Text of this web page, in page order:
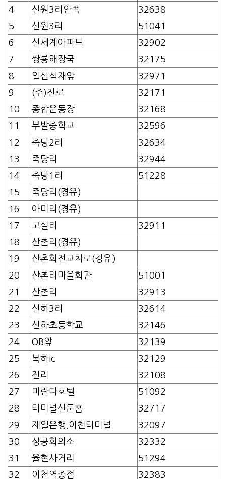
4
신원3리안쪽
32638
5
신원3리
51041
6
신세계아파트
32902
7
쌍룡해장국
32175
8
일신석재앞
32971
9
(주)진로
32171
10
종합운동장
32168
11
부발중학교
32596
12
죽당2리
32634
13
죽당리
32944
14
죽당1리
51228
15
죽당리(경유)
16
아미리(경유)
17
고실리
32911
18
산촌리(경유)
19
산촌회전교차로(경유)
20
산촌리마을회관
51001
21
산촌리
32913
22
신하3리
32614
23
신하초등학교
32146
24
OB앞
32139
25
복하ic
32129
26
진리
32108
27
미란다호텔
51092
28
터미널신둔홈
32717
29
제일은행.이천터미널
32097
30
상공회의소
32332
31
율현사거리
51294
32
이천역종점 32383